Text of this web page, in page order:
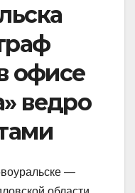
офисе
ведро
—